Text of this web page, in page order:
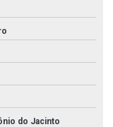
do Jacinto